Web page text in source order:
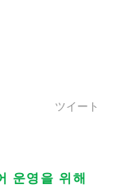
ツイート
운영을 위해